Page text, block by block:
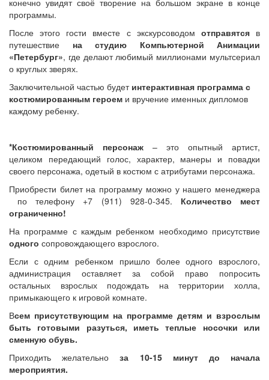
программы.
После этого гости вместе с экскурсоводом отправятсяв
путешествие на студию Компьютерной Анимации
«Петербург», где делают любимый миллионами мультсериал
о круглых зверях.
Заключительной частью будетинтерактивная программа с
костюмированным героем и вручение именных дипломов
каждому ребенку.
*Костюмированный персонаж – это опытный артист,
целиком передающий голос, характер, манеры и повадки
своего персонажа, одетый в костюм с атрибутами персонажа.
Приобрести билет на программу можно у нашего менеджера
по телефону +7 (911) 928-0-345. Количество мест
ограниченно!
На программе с каждым ребенком необходимо присутствие
одного сопровождающего взрослого.
Если с одним ребенком пришло более одного взрослого,
администрация оставляет за собой право попросить
остальных взрослых подождать на территории холла,
примыкающего к игровой комнате.
Всем присутствующим на программе детям и взрослым
быть готовыми разуться, иметь теплые носочки или
сменную обувь.
Приходить желательноза 10-15 минут до начала
мероприятия.